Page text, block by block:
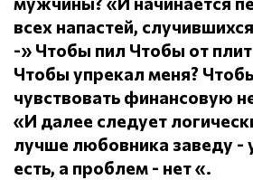
всех напастей,
-» Чтобы пил Чтобы от
Чтобы упрекал меня?
чувствовать финансовую
«И далее следует
лучше любовника заведу -
есть, а проблем - нет «.